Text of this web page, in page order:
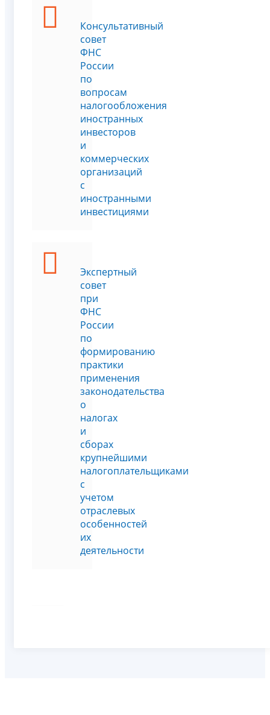
Консультативный
совет
ФНС
России
по
вопросам
налогообложения
иностранных
инвесторов
и
коммерческих
организаций
с
иностранными
инвестициями
Экспертный
совет
при
ФНС
России
по
формированию
практики
применения
законодательства
о
налогах
и
сборах
крупнейшими
налогоплательщиками
с
учетом
отраслевых
особенностей
их
деятельности